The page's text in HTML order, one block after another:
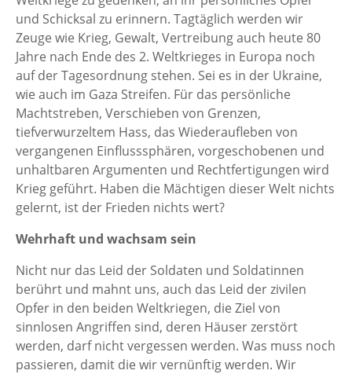
und Schicksal zu erinnern. Tagtäglich werden wir
Zeuge wie Krieg, Gewalt, Vertreibung auch heute 80
Jahre nach Ende des 2. Weltkrieges in Europa noch
auf der Tagesordnung stehen. Sei es in der Ukraine,
wie auch im Gaza Streifen. Für das persönliche
Machtstreben, Verschieben von Grenzen,
tiefverwurzeltem Hass, das Wiederaufleben von
vergangenen Einflusssphären, vorgeschobenen und
unhaltbaren Argumenten und Rechtfertigungen wird
Krieg geführt. Haben die Mächtigen dieser Welt nichts
gelernt, ist der Frieden nichts wert?
Wehrhaft und wachsam sein
Nicht nur das Leid der Soldaten und Soldatinnen
berührt und mahnt uns, auch das Leid der zivilen
Opfer in den beiden Weltkriegen, die Ziel von
sinnlosen Angriffen sind, deren Häuser zerstört
werden, darf nicht vergessen werden. Was muss noch
passieren, damit die wir vernünftig werden. Wir